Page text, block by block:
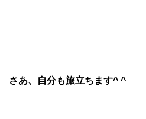
さあ、自分も旅立ちます^ ^